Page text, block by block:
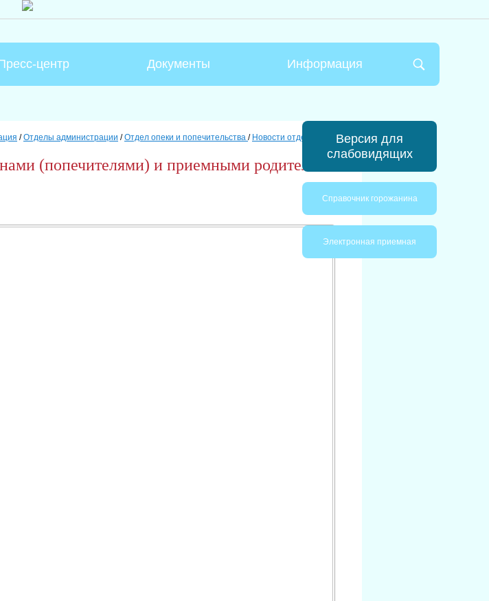
центр Документы Информация
/Отделы администрации /Отдел опеки и попечительства / Новости отдела
(попечителями) и приемными родителями
Версия для
слабовидящих
Справочник горожанина
Электронная приемная